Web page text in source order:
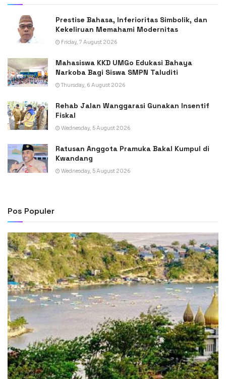
Prestise Bahasa, Inferioritas Simbolik, dan
Kekeliruan Memahami Modernitas
Friday, 7 August 2026
Mahasiswa KKD UMGo Edukasi Bahaya
Narkoba Bagi Siswa SMPN Taluditi
Thursday, 6 August 2026
Rehab Jalan Wanggarasi Gunakan Insentif
Fiskal
Wednesday, 5 August 2026
Ratusan Anggota Pramuka Bakal Kumpul di
Kwandang
Wednesday, 5 August 2026
Pos Populer